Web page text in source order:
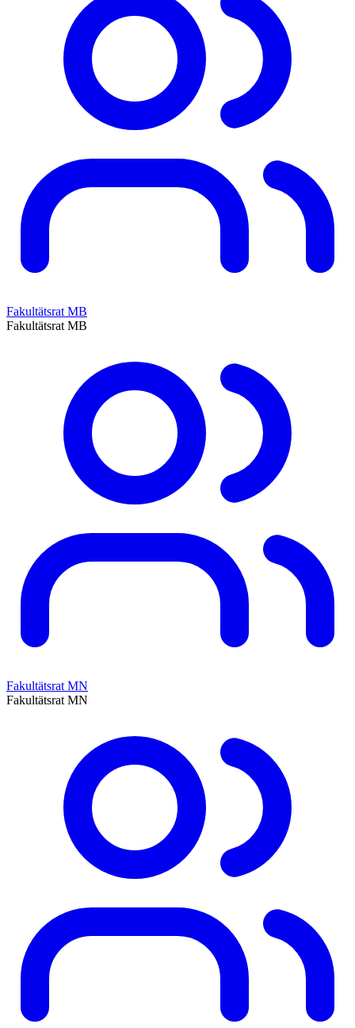
Fakultätsrat MB
Fakultätsrat MB
Fakultätsrat MN
Fakultätsrat MN